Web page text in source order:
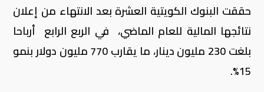
حققت البنوك الكويتية العشرة بعد الانتهاء من إعلان
نتائجها المالية للعام الماضي، في الربع الرابع أرباحا
بلغت 230 مليون دينار، ما يقارب 770 مليون دولار بنمو
15%.